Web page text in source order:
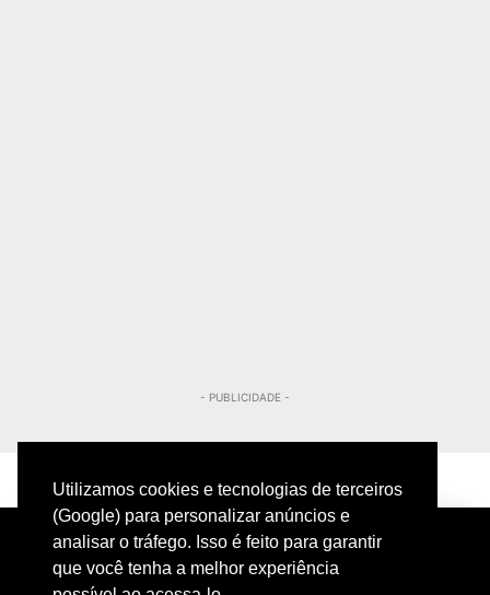
Utilizamos cookies e tecnologias de terceiros
(Google) para personalizar anúncios e
analisar o tráfego. Isso é feito para garantir
que você tenha a melhor experiência
- PUBLICIDADE -